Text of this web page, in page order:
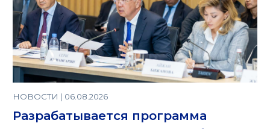
НОВОСТИ | 06.08.2026
Разрабатывается программа